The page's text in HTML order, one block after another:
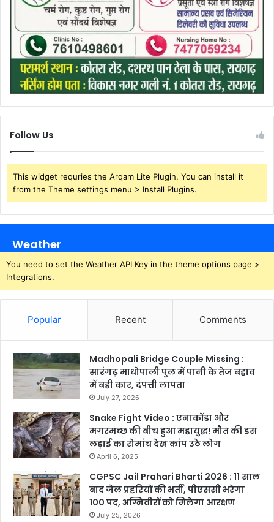
Follow Us
This widget requries the Arqam Lite Plugin, You can install it
from the Theme settings menu > Install Plugins.
Weather
You need to set the Weather API Key in the theme options page >
Integrations.
Popular Recent Comments
Madhopali Bridge Couple Missing :
सारंगढ़ माधोपाली पुल में पानी के तेज बहाव
में बही कार, दंपत्ती लापता
July 27, 2026
Snake Fight Video : एनाकोंडा और
मगरमच्छ की बीच हुआ महायुद्ध! मौत की इस
लड़ाई का रोमांच देख कांप उठे लोग
April 6, 2025
CGPSC Jail Prahari Bharti 2026 : 11 साल
बाद जेल प्रहरियों की भर्ती, पीएससी भरेगा
100 पद, अग्निवीरों को मिलेगा आरक्षण
July 25, 2026